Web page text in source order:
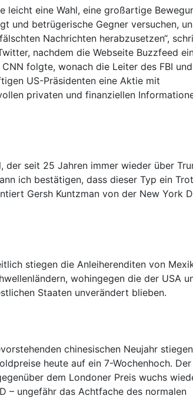
leicht eine Wahl, eine großartige
und betrügerische Gegner versuchen,
Nachrichten herabzusetzen“,
nachdem die Webseite Buzzfeed
folgte, wonach die Leiter des FBI
US-Präsidenten eine Aktie mit
privaten und finanziellen
der seit 25 Jahren immer wieder über
ich bestätigen, dass dieser Typ ein
Gersh Kuntzman von der New York
stiegen die Anleiherenditen von
wohingegen die der USA
Staaten unverändert blieben.
chinesischen Neujahr
heute auf ein 7-Wochenhoch. Der
dem Londoner Preis wuchs
– ungefähr das Achtfache des normalen